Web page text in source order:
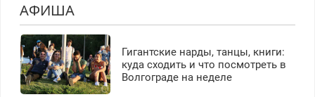
АФИША
Гигантские нарды, танцы, книги:
куда сходить и что посмотреть в
Волгограде на неделе